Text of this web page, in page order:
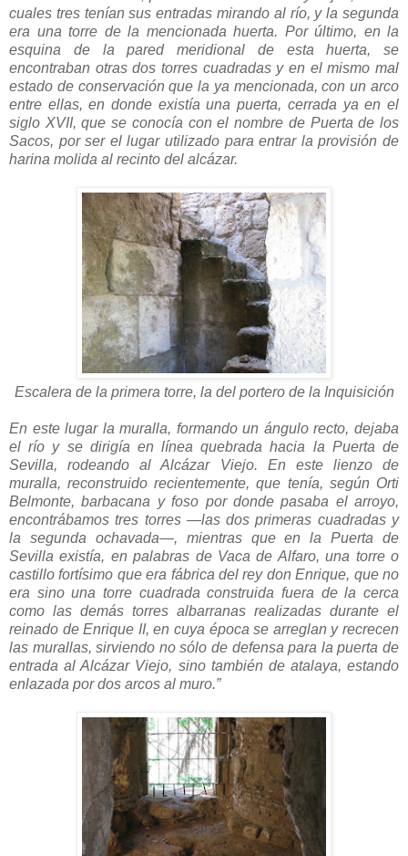
cuales tres tenían sus entradas mirando al río, y la segunda
era una torre de la mencionada huerta. Por último, en la
esquina de la pared meridional de esta huerta, se
encontraban otras dos torres cuadradas y en el mismo mal
estado de conservación que la ya mencionada, con un arco
entre ellas, en donde existía una puerta, cerrada ya en el
siglo XVII, que se conocía con el nombre de Puerta de los
Sacos, por ser el lugar utilizado para entrar la provisión de
harina molida al recinto del alcázar.
Escalera de la primera torre, la del portero de la Inquisición
En este lugar la muralla, formando un ángulo recto, dejaba
el río y se dirigía en línea quebrada hacia la Puerta de
Sevilla, rodeando al Alcázar Viejo. En este lienzo de
muralla, reconstruido recientemente, que tenía, según Orti
Belmonte, barbacana y foso por donde pasaba el arroyo,
encontrábamos tres torres —las dos primeras cuadradas y
la segunda ochavada—, mientras que en la Puerta de
Sevilla existía, en palabras de Vaca de Alfaro, una torre o
castillo fortísimo que era fábrica del rey don Enrique, que no
era sino una torre cuadrada construida fuera de la cerca
como las demás torres albarranas realizadas durante el
reinado de Enrique II, en cuya época se arreglan y recrecen
las murallas, sirviendo no sólo de defensa para la puerta de
entrada al Alcázar Viejo, sino también de atalaya, estando
enlazada por dos arcos al muro.”